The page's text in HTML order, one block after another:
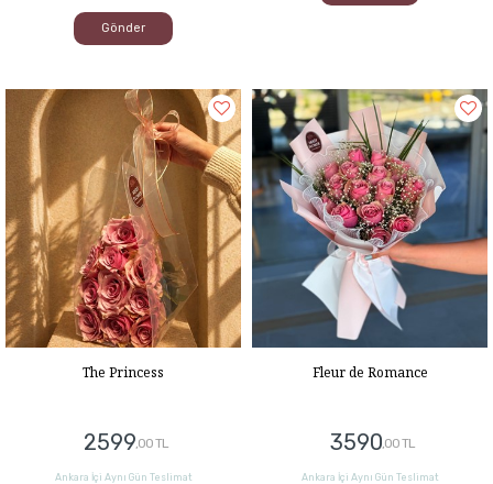
Gönder
The Princess
2599,00 TL
Ankara İçi Aynı Gün Teslimat
Fleur de Romance
3590,00 TL
Ankara İçi Aynı Gün Teslimat